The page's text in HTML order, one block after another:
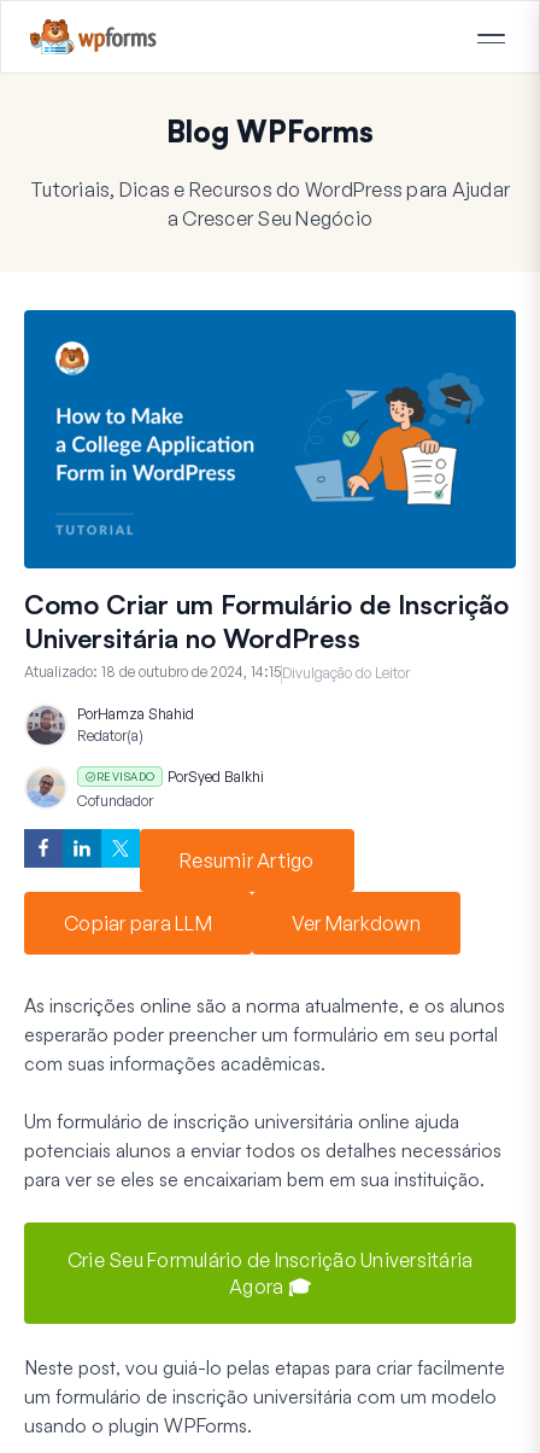
Blog WPForms
Tutoriais, Dicas e Recursos do WordPress para Ajudar
a Crescer Seu Negócio
Como Criar um Formulário de Inscrição
Universitária no WordPress
Atualizado: 18 de outubro de 2024, 14:15Divulgação do Leitor
PorHamza Shahid
Redator(a)
REVISADO PorSyed Balkhi
Cofundador
Resumir Artigo
Copiar para LLM Ver Markdown
As inscrições online são a norma atualmente, e os alunos
esperarão poder preencher um formulário em seu portal
com suas informações acadêmicas.
Um formulário de inscrição universitária online ajuda
potenciais alunos a enviar todos os detalhes necessários
para ver se eles se encaixariam bem em sua instituição.
Crie Seu Formulário de Inscrição Universitária
Agora 🎓
Neste post, vou guiá-lo pelas etapas para criar facilmente
um formulário de inscrição universitária com um modelo
usando o plugin WPForms.